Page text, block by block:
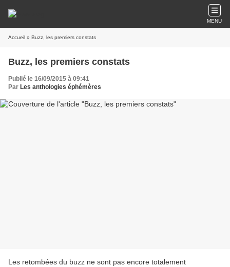
MENU
Accueil » Buzz, les premiers constats
Buzz, les premiers constats
Publié le 16/09/2015 à 09:41
Par Les anthologies éphémères
Les retombées du buzz ne sont pas encore totalement